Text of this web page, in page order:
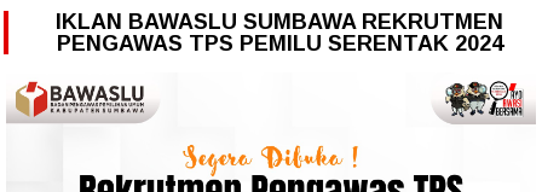
IKLAN BAWASLU SUMBAWA REKRUTMEN
PENGAWAS TPS PEMILU SERENTAK 2024